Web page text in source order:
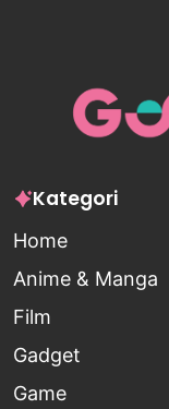
Kategori
Home
Anime & Manga
Film
Gadget
Game